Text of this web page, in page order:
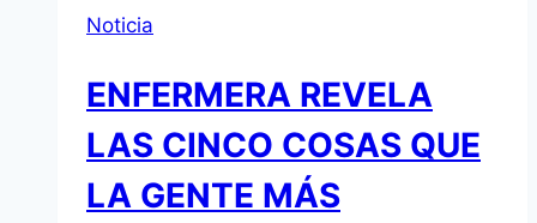
Noticia
ENFERMERA REVELA
LAS CINCO COSAS QUE
LA GENTE MÁS